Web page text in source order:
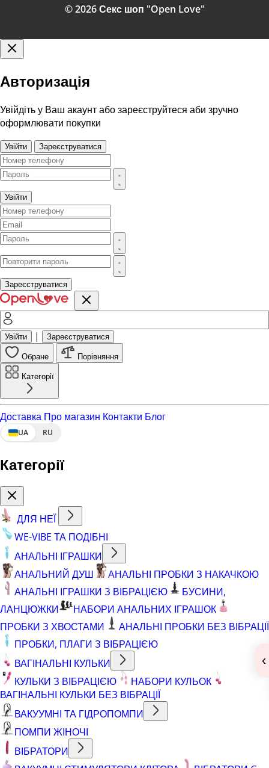
© 2026 Секс шоп "Open Love"
Авторизація
Увійдіть у Ваш акаунт або зареєструйтеся аби зручно
оформлювати покупки
Увійти Зареєструватися
Увійти
Зареєструватися
Увійти | Зареєструватися
Обране Порівняння
Категорії
Доставка Про магазин Контакти Блог
UA RU
Категорії
ДЛЯ НЕЇ
WE-VIBE ТА ПОДІБНІ
АНАЛЬНІ ІГРАШКИ
АНАЛЬНИЙ ДУШ
АНАЛЬНІ ПРОБКИ З НАКАЧКОЮ
АНАЛЬНІ ІГРАШКИ З ВІБРАЦІЄЮ
БУСИНИ,
ЛАНЦЮЖКИ
НАБОРИ АНАЛЬНИХ ІГРАШОК
ПРОБКИ З ХВОСТАМИ
АНАЛЬНІ ПРОБКИ БЕЗ ВІБРАЦІЇ
ПРОБКИ, ПЛАГИ З ВІБРАЦІЄЮ
ВАГІНАЛЬНІ КУЛЬКИ
КУЛЬКИ З ВІБРАЦІЄЮ
НАБОРИ КУЛЬОК
ВАГІНАЛЬНІ КУЛЬКИ БЕЗ ВІБРАЦІЇ
ВАКУУМНІ ТА ГІДРОПОМПИ
ПОМПИ ЖІНОЧІ
ВІБРАТОРИ
‹